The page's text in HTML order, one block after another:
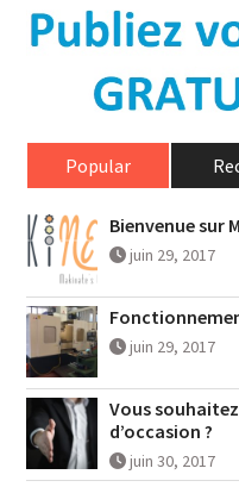
Popular
Bienvenue sur
juin 29, 2017
juin 29, 2017
Vous
d’occasion ?
juin 30, 2017